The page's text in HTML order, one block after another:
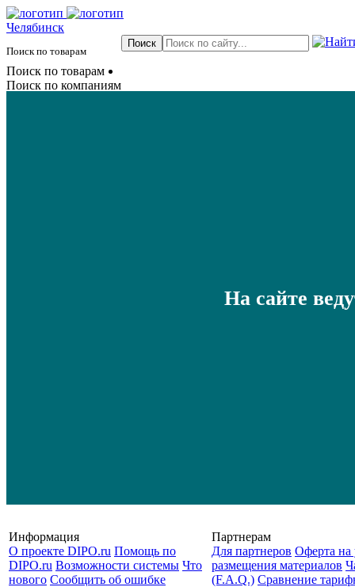
Челябинск
Поиск по товарам
Поиск по товарам
Поиск по компаниям
На сайте
Информация
О проекте DIPO.ru Помощь по
DIPO.ru Возможности системы Что
нового Сообщить об ошибке
Партнерам
Для партнеров Оферта на
размещения материалов
(F.A.Q.) Cравнение